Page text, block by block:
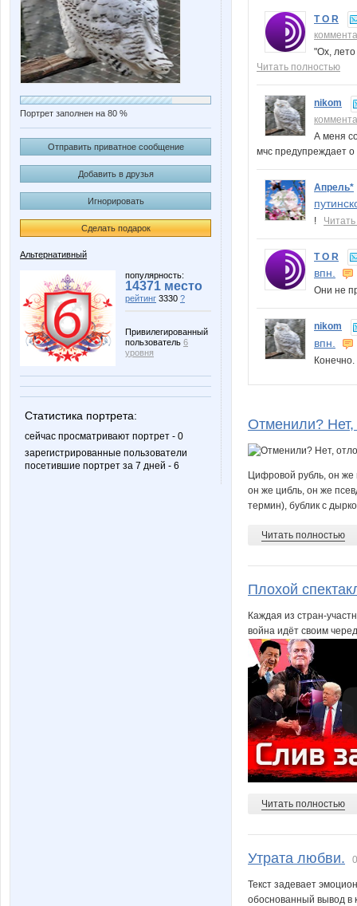
Портрет заполнен на 80 %
Отправить приватное сообщение
Добавить в друзья
Игнорировать
Сделать подарок
Альтернативный
популярность:
14371 место
рейтинг 3330 ?
Привилегированный
пользователь 6
уровня
Статистика портрета:
сейчас просматривают портрет - 0
зарегистрированные пользователи
посетившие портрет за 7 дней - 6
T O R
"Ох,
Читать полностью
nikom
А меня
мчс предупреждает
Апрель*
!
T O R
впн.
Они не
nikom
впн.
Отменили?
Цифровой рубль, он
он же цибль, он же
термин), бублик с
Читать полностью
Плохой
Каждая из стран-
война идёт своим
Читать полностью
Утрата любви.
Текст задевает
обоснованный вывод в